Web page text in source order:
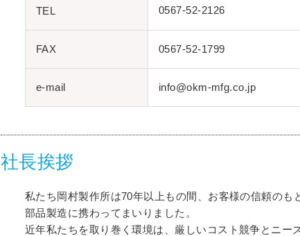
TEL 0567-52-2126
FAX 0567-52-1799
e-mail info@okm-mfg.co.jp
社長挨拶
私たち岡村製作所は70年以上もの間、お客様の信頼の
部品製造に携わってまいりました。
近年私たちを取り巻く環境は、厳しいコスト競争とニー